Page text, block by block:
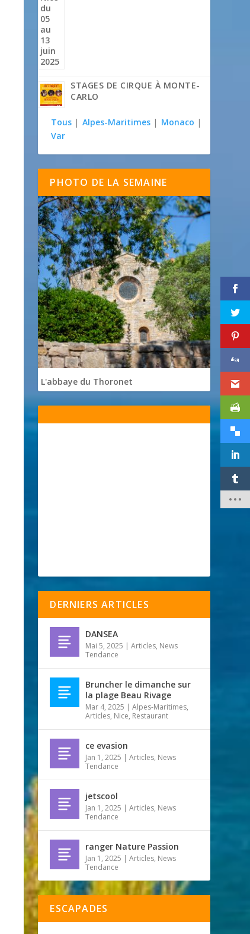
STAGES DE CIRQUE À MONTE-
CARLO
Tous | Alpes-Maritimes | Monaco |
Var
PHOTO DE LA SEMAINE
L'abbaye du Thoronet
DERNIERS ARTICLES
DANSEA
Mai 5, 2025 |Articles, News
Tendance
Bruncher le dimanche sur
la plage Beau Rivage
Mar 4, 2025 |Alpes-Maritimes,
Articles, Nice, Restaurant
ce evasion
Jan 1, 2025 |Articles, News
Tendance
jetscool
Jan 1, 2025 |Articles, News
Tendance
ranger Nature Passion
Jan 1, 2025 |Articles, News
Tendance
ESCAPADES